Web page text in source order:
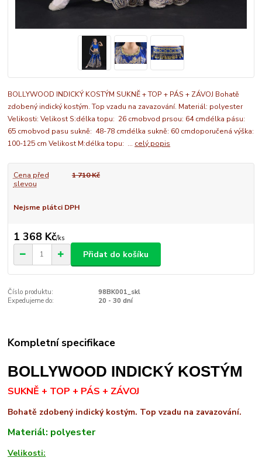
BOLLYWOOD INDICKÝ KOSTÝM SUKNĚ + TOP + PÁS + ZÁVOJ Bohatě
zdobený indický kostým. Top vzadu na zavazování. Materiál: polyester
Velikosti: Velikost S:délka topu: 26 cmobvod prsou: 64 cmdélka pásu:
65 cmobvod pasu sukně: 48-78 cmdélka sukně: 60 cmdoporučená výška:
100-125 cm Velikost M:délka topu: ... celý popis
Cena před
slevou
1 710 Kč
Nejsme plátci DPH
1 368 Kč/ks
Přidat do košíku
Číslo produktu:
98BK001_skl
Expedujeme do:
20 - 30 dní
Kompletní specifikace
BOLLYWOOD INDICKÝ KOSTÝM
SUKNĚ + TOP + PÁS + ZÁVOJ
Bohatě zdobený indický kostým. Top vzadu na zavazování.
Materiál: polyester
Velikosti: